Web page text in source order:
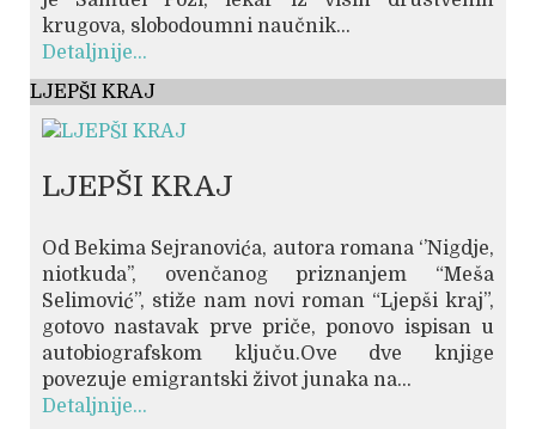
krugova, slobodoumni naučnik...
Detaljnije...
LJEPŠI KRAJ
LJEPŠI KRAJ
Od Bekima Sejranovića, autora romana ‘’Nigdje,
niotkuda’’, ovenčanog priznanjem “Meša
Selimović”, stiže nam novi roman “Ljepši kraj”,
gotovo nastavak prve priče, ponovo ispisan u
autobiografskom ključu.Ove dve knjige
povezuje emigrantski život junaka na...
Detaljnije...